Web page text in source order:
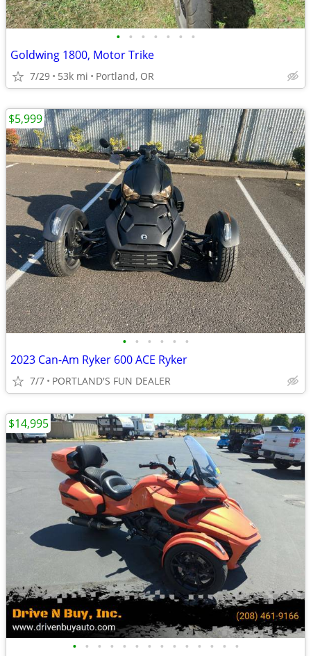
• • • • • • •
Goldwing 1800, Motor Trike
7/29 53k mi Portland, OR
• • • • • •
2023 Can-Am Ryker 600 ACE Ryker
7/7 PORTLAND'S FUN DEALER
$5,999
• • • • • • • • • • • • • •
$14,995